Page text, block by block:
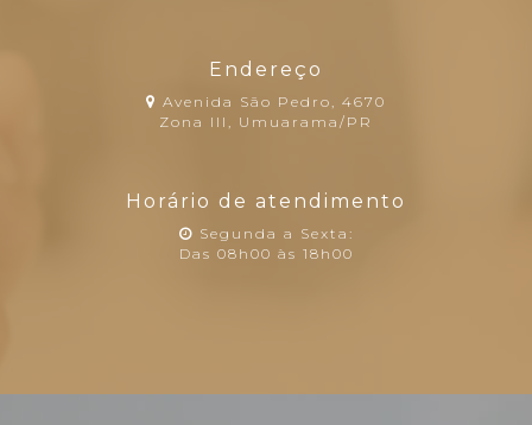
Endereço
Avenida São Pedro, 4670
Zona III, Umuarama/PR
Horário de atendimento
Segunda a Sexta:
Das 08h00 às 18h00